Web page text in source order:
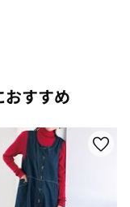
おすすめ